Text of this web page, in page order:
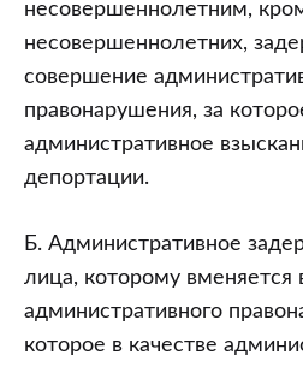
несовершеннолетним,
несовершеннолетних,
совершение
правонарушения, за
административное
депортации.
Б. Административное
лица, которому вменяется
административного
которое в качестве